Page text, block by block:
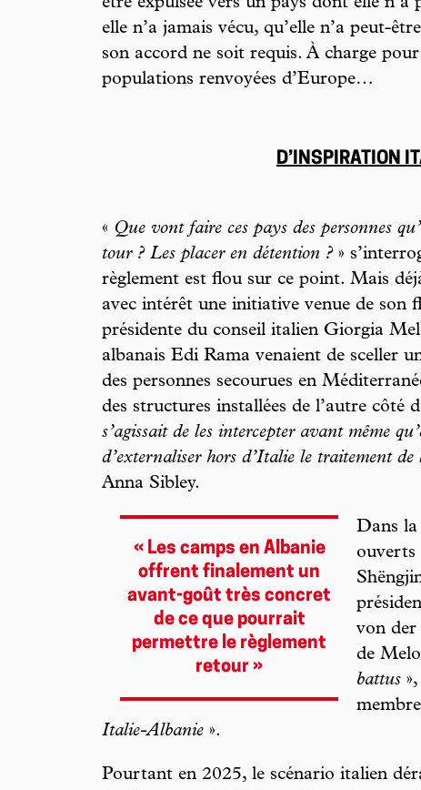
elle n’a jamais vécu, qu’elle n’a peut-
son accord ne soit requis. À charge
populations renvoyées d’Europe…
D’INSPIRATION
« Que vont faire ces pays des personnes
tour ? Les placer en détention ? »
règlement est flou sur ce point. Mais
avec intérêt une initiative venue de son
présidente du conseil italien Giorgia
albanais Edi Rama venaient de sceller
des personnes secourues en
des structures installées de l’autre côté
s’agissait de les intercepter avant même
d’externaliser hors d’Italie le traitement de
Anna Sibley.
« Les camps en Albanie
offrent finalement un
avant-goût très concret
de ce que pourrait
permettre le règlement
retour »
Dans la
ouverts
von der
de
battus
Italie-Albanie ».
Pourtant en 2025, le scénario italien